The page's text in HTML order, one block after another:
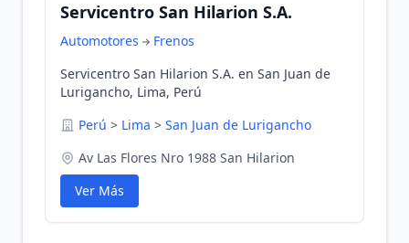
Servicentro San Hilarion S.A.
Automotores
Frenos
Servicentro San Hilarion S.A. en San Juan de
Lurigancho, Lima, Perú
Perú > Lima > San Juan de Lurigancho
Av Las Flores Nro 1988 San Hilarion
Ver Más